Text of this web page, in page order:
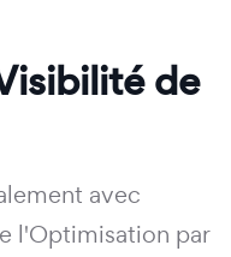
de
avec
l'Optimisation par